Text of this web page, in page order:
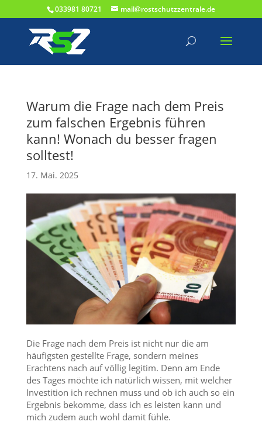
033981 80721 mail@rostschutzzentrale.de
Warum die Frage nach dem Preis
zum falschen Ergebnis führen
kann! Wonach du besser fragen
solltest!
17. Mai. 2025
Die Frage nach dem Preis ist nicht nur die am
häufigsten gestellte Frage, sondern meines
Erachtens nach auf völlig legitim. Denn am Ende
des Tages möchte ich natürlich wissen, mit welcher
Investition ich rechnen muss und ob ich auch so ein
Ergebnis bekomme, dass ich es leisten kann und
mich zudem auch wohl damit fühle.